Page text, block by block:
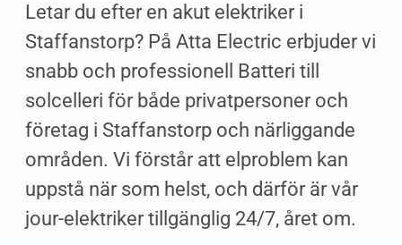
Letar du efter en akut elektriker i
Staffanstorp? På Atta Electric erbjuder vi
snabb och professionell Batteri till
solcelleri för både privatpersoner och
företag i Staffanstorp och närliggande
områden. Vi förstår att elproblem kan
uppstå när som helst, och därför är vår
jour-elektriker tillgänglig 24/7, året om.